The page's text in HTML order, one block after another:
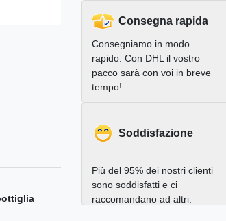
Consegna rapida
Consegniamo in modo
rapido. Con DHL il vostro
pacco sarà con voi in breve
tempo!
Soddisfazione
Più del 95% dei nostri clienti
sono soddisfatti e ci
raccomandano ad altri.